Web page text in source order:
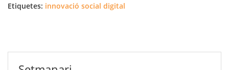
Etiquetes: innovació social digital